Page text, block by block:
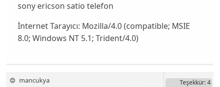
sony ericson satio telefon
İnternet Tarayıcı: Mozilla/4.0 (compatible; MSIE
8.0; Windows NT 5.1; Trident/4.0)
mancukya Teşekkür: 4